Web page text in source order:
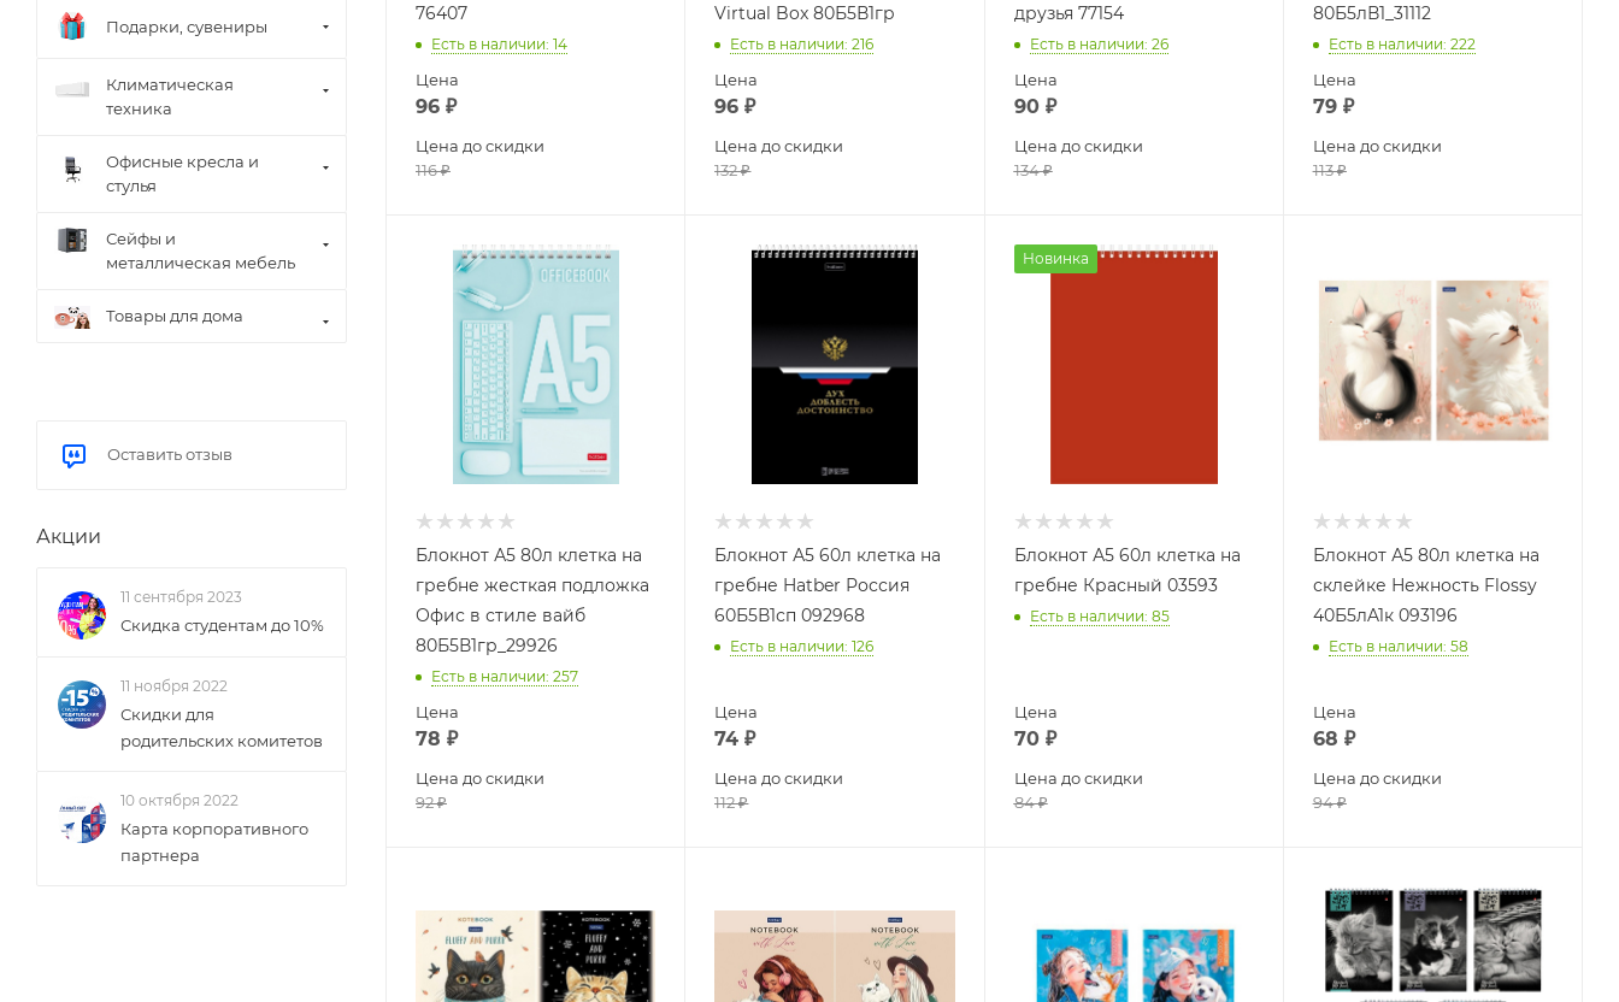
76407
Есть в наличии: 14
Цена
96 ₽
Цена до скидки
116₽
Virtual Box 80Б5В1гр
Есть в наличии: 216
Цена
96 ₽
Цена до скидки
132₽
друзья 77154
Есть в наличии: 26
Цена
90₽
Цена до скидки
134₽
80Б5лВ1_31112
Есть в наличии: 222
Цена
79₽
Цена до скидки
113₽
Блокнот А5 80л клетка на
гребне жесткая подложка
Офис в стиле вайб
80Б5В1гр_29926
Есть в наличии: 257
Цена
78 ₽
Цена до скидки
92₽
Блокнот А5 60л клетка на
гребне Hatber Россия
60Б5В1сп 092968
Есть в наличии: 126
Цена
74 ₽
Цена до скидки
112₽
Новинка
Блокнот А5 60л клетка на
гребне Красный 03593
Есть в наличии: 85
Цена
70₽
Цена до скидки
84₽
Блокнот А5 80л клетка на
склейке Нежность Flossy
40Б5лA1к 093196
Есть в наличии: 58
Цена
68 ₽
Цена до скидки
94₽
Подарки, сувениры
Климатическая
техника
Офисные кресла и
стулья
Сейфы и
металлическая мебель
Товары для дома
Оставить отзыв
Акции
11 сентября 2023
Скидка студентам до 10%
11 ноября 2022
Скидки для
родительских комитетов
10 октября 2022
Карта корпоративного
партнера